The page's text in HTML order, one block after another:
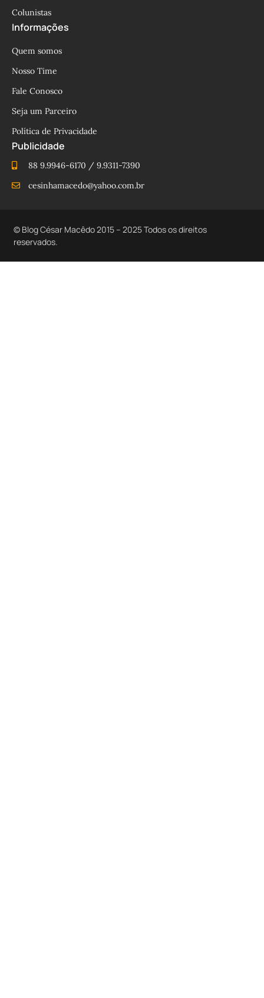
Colunistas
Informações
Quem somos
Nosso Time
Fale Conosco
Seja um Parceiro
Política de Privacidade
Publicidade
88 9.9946-6170 / 9.9311-7390
cesinhamacedo@yahoo.com.br
© Blog César Macêdo 2015 – 2025 Todos os direitos
reservados.